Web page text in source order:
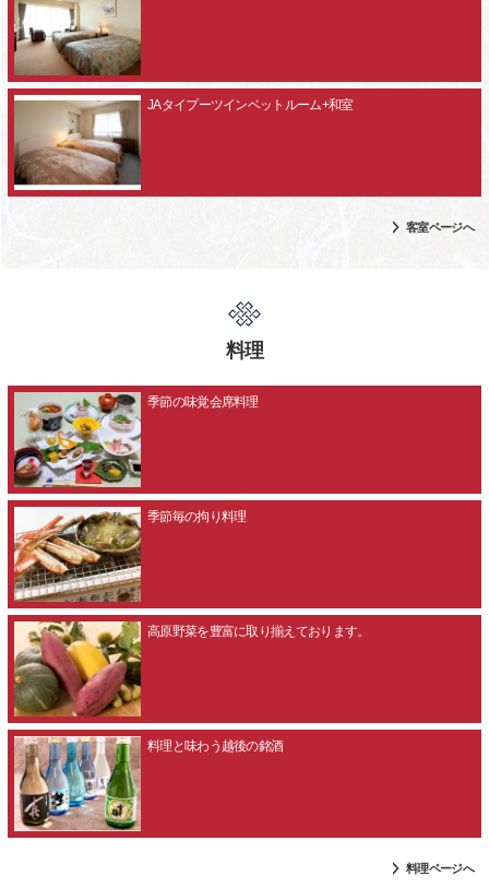
JAタイプーツインベットルーム+和室
客室ページへ
料理
季節の味覚会席料理
季節毎の拘り料理
高原野菜を豊富に取り揃えております。
料理と味わう越後の銘酒
料理ページへ